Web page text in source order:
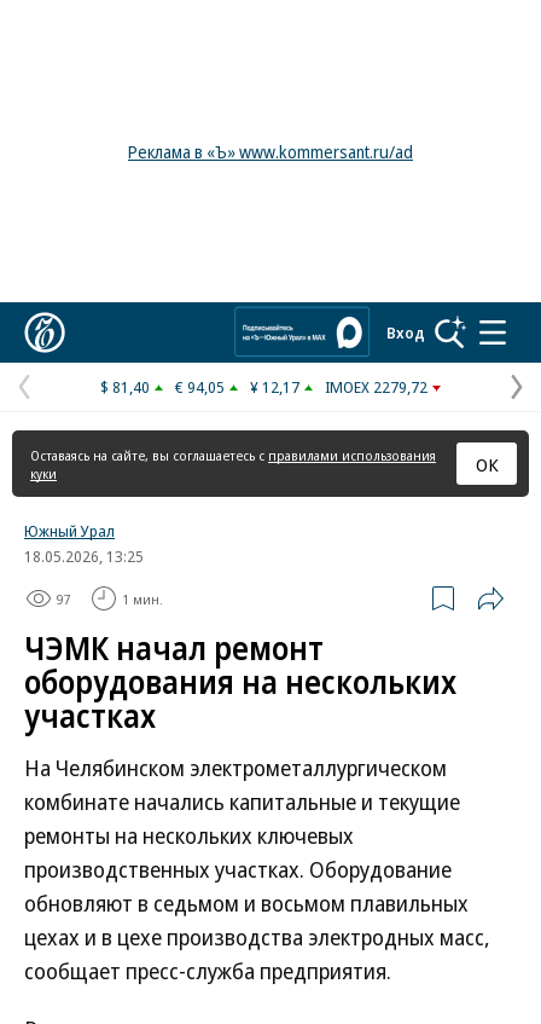
Реклама в «Ъ» www.kommersant.ru/ad
Вход
Предыдущая
страница
$ 81,40 € 94,05 ¥ 12,17 IMOEX 2279,72
Оставаясь на сайте, вы соглашаетесь с правилами использования
куки
ОК
Южный Урал
18.05.2026, 13:25
97 1 мин.
ЧЭМК начал ремонт
оборудования на нескольких
участках
На Челябинском электрометаллургическом
комбинате начались капитальные и текущие
ремонты на нескольких ключевых
производственных участках. Оборудование
обновляют в седьмом и восьмом плавильных
цехах и в цехе производства электродных масс,
сообщает пресс-служба предприятия.